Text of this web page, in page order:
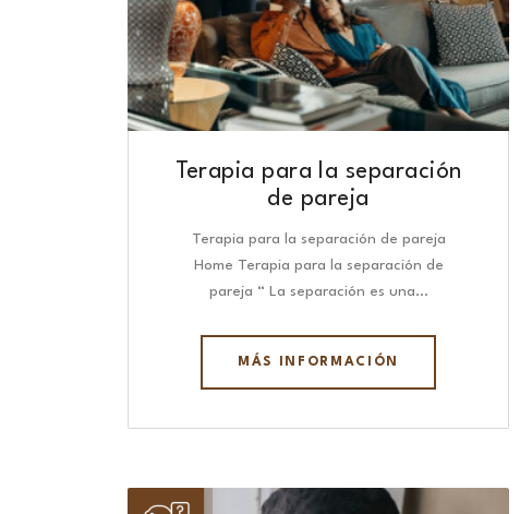
Terapia para la separación
de pareja
Terapia para la separación de pareja
Home Terapia para la separación de
pareja “ La separación es una…
MÁS INFORMACIÓN